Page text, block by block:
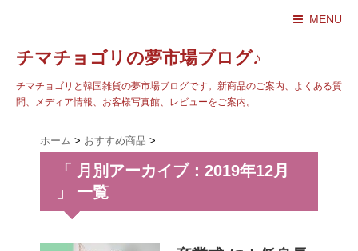
MENU
チマチョゴリの夢市場ブログ♪
チマチョゴリと韓国雑貨の夢市場ブログです。新商品のご案内、よくある質
問、メディア情報、お客様写真館、レビューをご案内。
ホーム > おすすめ商品 >
「 月別アーカイブ：2019年12月
」 一覧